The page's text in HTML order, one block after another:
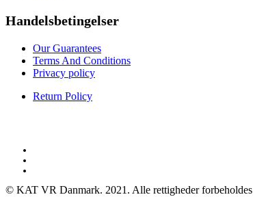
Handelsbetingelser
Our Guarantees
Terms And Conditions
Privacy policy
Return Policy
© KAT VR Danmark. 2021. Alle rettigheder forbeholdes